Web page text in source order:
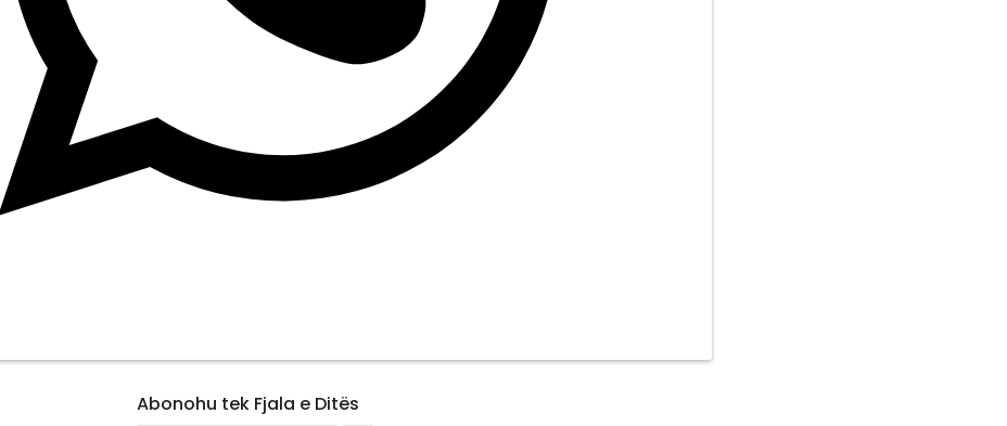
Abonohu tek Fjala e Ditës